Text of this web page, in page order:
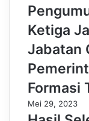
Ketiga
Jabatan
Formasi
Mei 29, 2023